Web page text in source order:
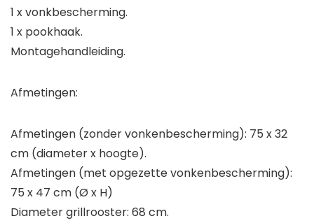
1 x vonkbescherming.
1 x pookhaak.
Montagehandleiding.
Afmetingen:
Afmetingen (zonder vonkenbescherming): 75 x 32
cm (diameter x hoogte).
Afmetingen (met opgezette vonkenbescherming):
75 x 47 cm (Ø x H)
Diameter grillrooster: 68 cm.